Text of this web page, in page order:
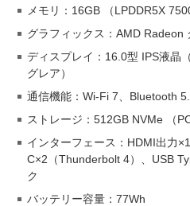
メモリ：16GB （LPDDR5X
グラフィックス：AMD Radeon
ディスプレイ：16.0型 IPS液晶
グレア）
通信機能：Wi-Fi 7、Bluetooth
ストレージ：512GB NVMe （
インターフェース：HDMI出力
C×2（Thunderbolt 4）、USB
ク
バッテリー容量：77Wh